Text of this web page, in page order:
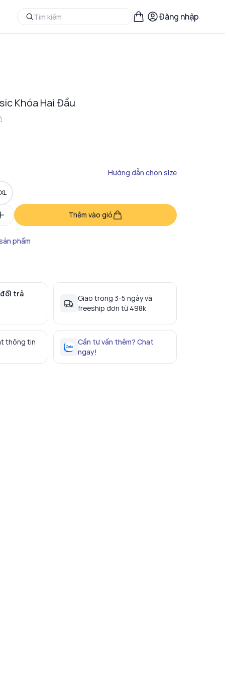
Đăng nhập
Khóa Hai Đầu
Hướng dẫn chọn size
Thêm vào giỏ
phẩm
trả
Giao trong 3-5 ngày và
freeship đơn từ 498k
thông tin
Cần tư vấn thêm? Chat
ngay!